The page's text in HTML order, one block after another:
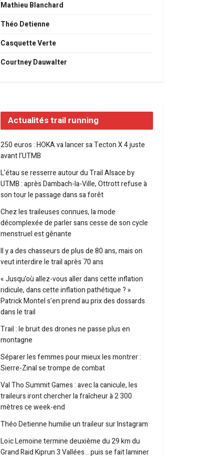
Mathieu Blanchard
Théo Detienne
Casquette Verte
Courtney Dauwalter
Actualités trail running
250 euros : HOKA va lancer sa Tecton X 4 juste
avant l’UTMB
L’étau se resserre autour du Trail Alsace by
UTMB : après Dambach-la-Ville, Ottrott refuse à
son tour le passage dans sa forêt
Chez les traileuses connues, la mode
décomplexée de parler sans cesse de son cycle
menstruel est gênante
Il y a des chasseurs de plus de 80 ans, mais on
veut interdire le trail après 70 ans
« Jusqu’où allez-vous aller dans cette inflation
ridicule, dans cette inflation pathétique ? »
Patrick Montel s’en prend au prix des dossards
dans le trail
Trail : le bruit des drones ne passe plus en
montagne
Séparer les femmes pour mieux les montrer :
Sierre-Zinal se trompe de combat
Val Tho Summit Games : avec la canicule, les
traileurs iront chercher la fraîcheur à 2 300
mètres ce week-end
Théo Detienne humilie un traileur sur Instagram
Loïc Lemoine termine deuxième du 29 km du
Grand Raid Kiprun 3 Vallées… puis se fait laminer